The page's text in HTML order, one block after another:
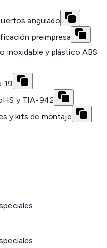
angulado
preimpresa
inoxidable y plástico ABS
19
y TIA-942
y kits de montaje